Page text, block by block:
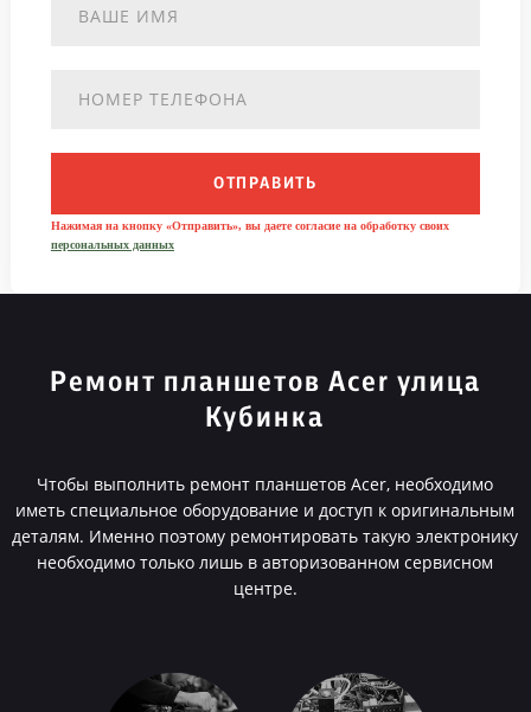
ОТПРАВИТЬ
Нажимая на кнопку «Отправить», вы даете согласие на обработку своих
персональных данных
Ремонт планшетов Acer улица
Кубинка
Чтобы выполнить ремонт планшетов Acer, необходимо
иметь специальное оборудование и доступ к оригинальным
деталям. Именно поэтому ремонтировать такую электронику
необходимо только лишь в авторизованном сервисном
центре.